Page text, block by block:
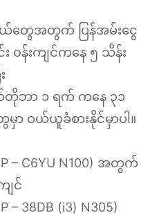
တွေအတွက် ပြန်အမ်းငွေ
ဝန်းကျင်ကနေ ၅ သိန်း
တိုဘာ ၁ ရက် ကနေ ၃၁
ဝယ်ယူခံစားနိုင်မှာပါ။
– C6YU N100) အတွက်
ျင်
– 38DB (i3) N305)